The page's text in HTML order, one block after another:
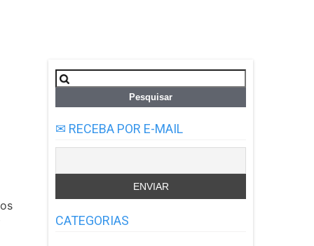
Pesquisar
por:
✉ RECEBA POR E-MAIL
CATEGORIAS